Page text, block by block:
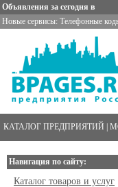
Объявления за сегодня в
Новые сервисы: Телефонные
КАТАЛОГ ПРЕДПРИЯТИЙ
Навигация по сайту:
Каталог товаров и услуг